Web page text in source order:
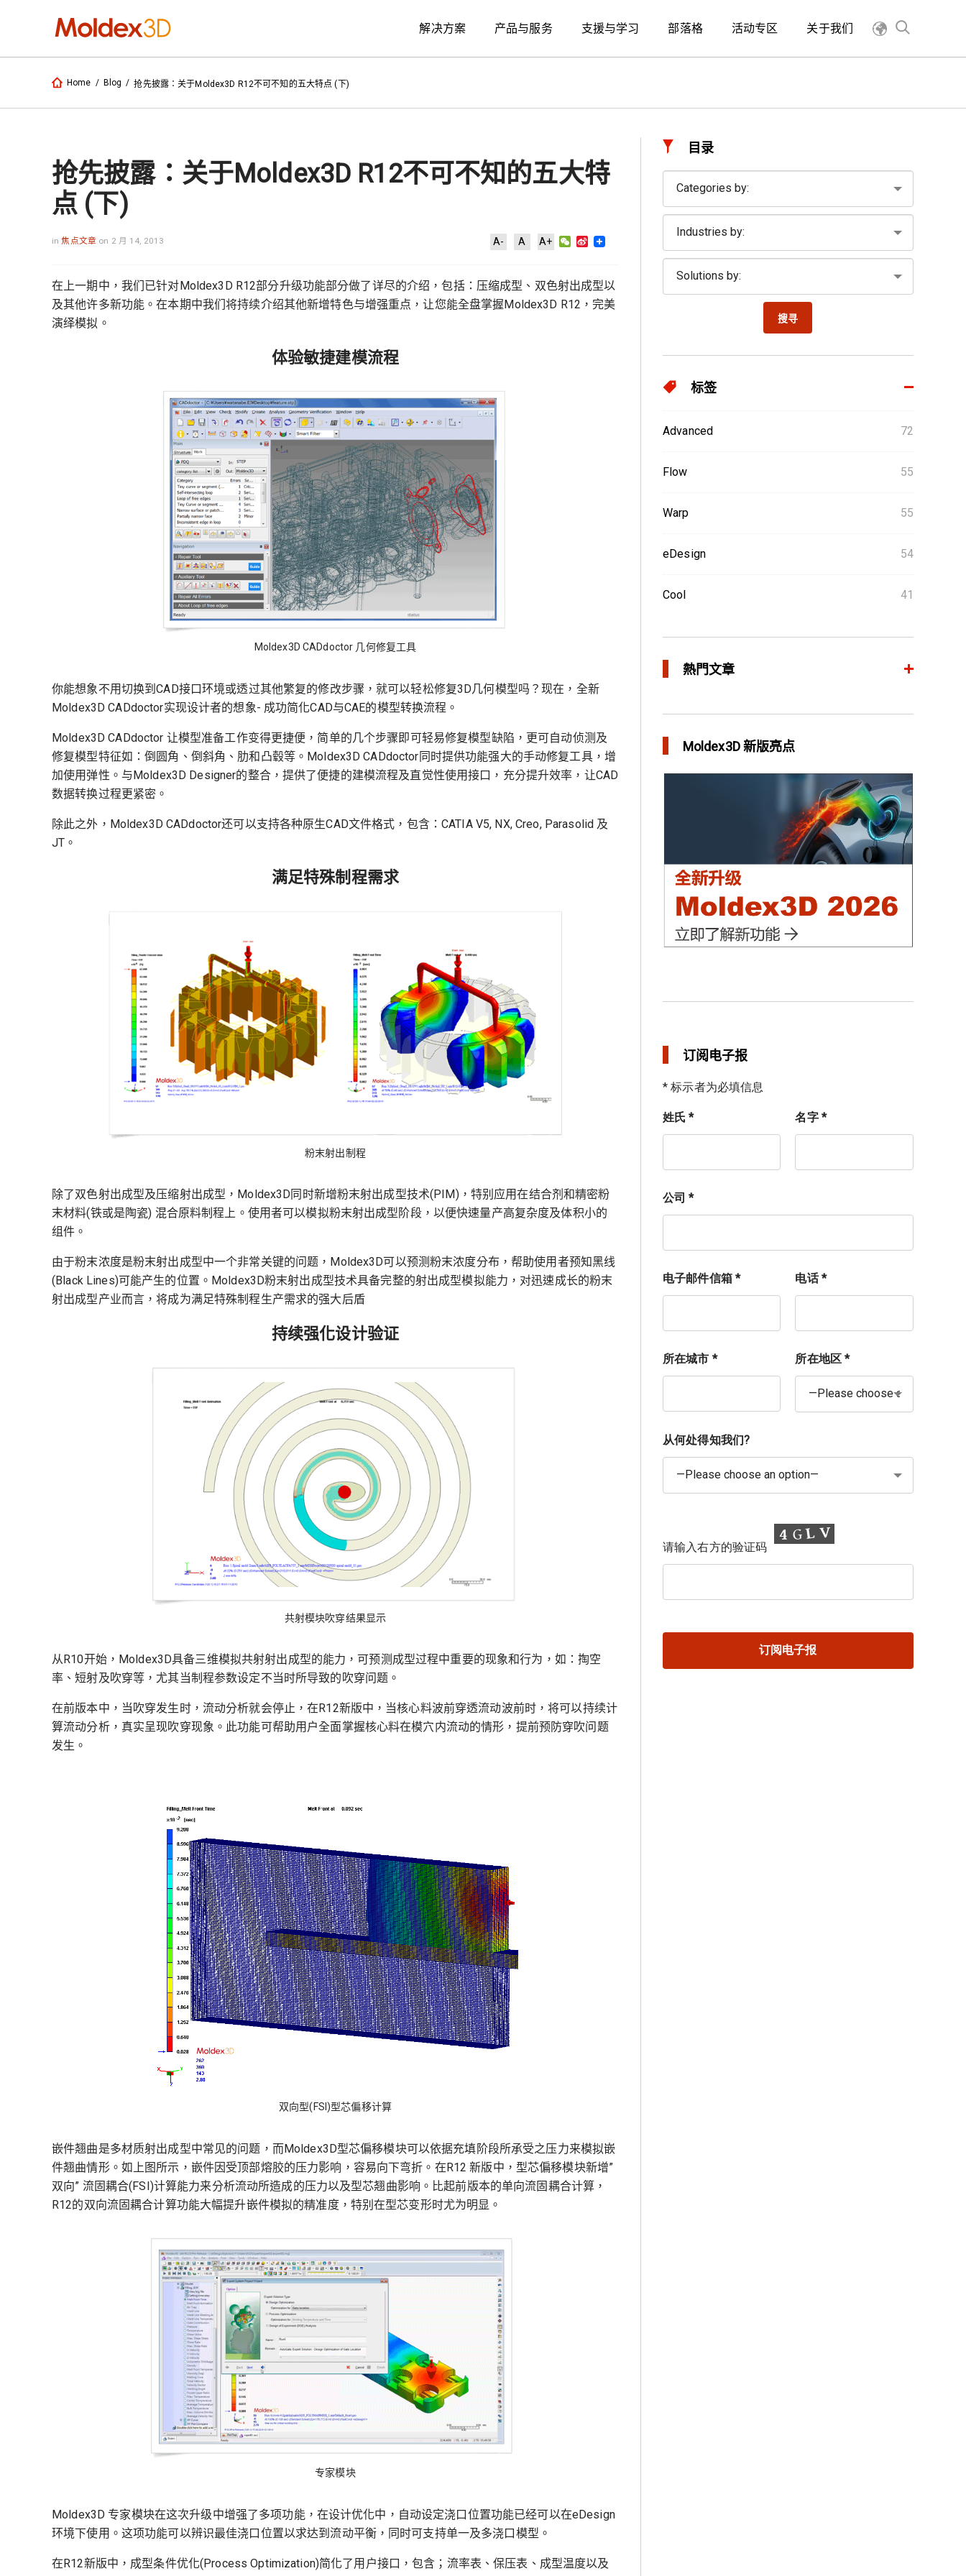
解决方案 产品与服务 支援与学习 部落格 活动专区 关于我们
Home / Blog / 抢先披露：关于Moldex3D R12不可不知的五大特点 (下)
抢先披露：关于Moldex3D R12不可不知的五大特
点 (下)
in焦点文章 on 2 月 14, 2013 A- A A+ WeChat
Sina
在上一期中，我们已针对Moldex3D R12部分升级功能部分做了详尽的介绍，包括：压缩成型、双色射出成型以
及其他许多新功能。在本期中我们将持续介绍其他新增特色与增强重点，让您能全盘掌握Moldex3D R12，完美
演绎模拟。
体验敏捷建模流程
Moldex3D CADdoctor 几何修复工具
你能想象不用切换到CAD接口环境或透过其他繁复的修改步骤，就可以轻松修复3D几何模型吗？现在，全新
Moldex3D CADdoctor实现设计者的想象- 成功简化CAD与CAE的模型转换流程。
Moldex3D CADdoctor 让模型准备工作变得更捷便，简单的几个步骤即可轻易修复模型缺陷，更可自动侦测及
修复模型特征如：倒圆角、倒斜角、肋和凸毂等。Moldex3D CADdoctor同时提供功能强大的手动修复工具，增
加使用弹性。与Moldex3D Designer的整合，提供了便捷的建模流程及直觉性使用接口，充分提升效率，让CAD
数据转换过程更紧密。
除此之外，Moldex3D CADdoctor还可以支持各种原生CAD文件格式，包含：CATIA V5, NX, Creo, Parasolid 及
JT。
满足特殊制程需求
粉末射出制程
除了双色射出成型及压缩射出成型，Moldex3D同时新增粉末射出成型技术(PIM)，特别应用在结合剂和精密粉
末材料(铁或是陶瓷) 混合原料制程上。使用者可以模拟粉末射出成型阶段，以便快速量产高复杂度及体积小的
组件。
由于粉末浓度是粉末射出成型中一个非常关键的问题，Moldex3D可以预测粉末浓度分布，帮助使用者预知黑线
(Black Lines)可能产生的位置。Moldex3D粉末射出成型技术具备完整的射出成型模拟能力，对迅速成长的粉末
射出成型产业而言，将成为满足特殊制程生产需求的强大后盾
持续强化设计验证
共射模块吹穿结果显示
从R10开始，Moldex3D具备三维模拟共射射出成型的能力，可预测成型过程中重要的现象和行为，如：掏空
率、短射及吹穿等，尤其当制程参数设定不当时所导致的吹穿问题。
在前版本中，当吹穿发生时，流动分析就会停止，在R12新版中，当核心料波前穿透流动波前时，将可以持续计
算流动分析，真实呈现吹穿现象。此功能可帮助用户全面掌握核心料在模穴内流动的情形，提前预防穿吹问题
发生。
双向型(FSI)型芯偏移计算
嵌件翘曲是多材质射出成型中常见的问题，而Moldex3D型芯偏移模块可以依据充填阶段所承受之压力来模拟嵌
件翘曲情形。如上图所示，嵌件因受顶部熔胶的压力影响，容易向下弯折。在R12 新版中，型芯偏移模块新增”
双向” 流固耦合(FSI)计算能力来分析流动所造成的压力以及型芯翘曲影响。比起前版本的单向流固耦合计算，
R12的双向流固耦合计算功能大幅提升嵌件模拟的精准度，特别在型芯变形时尤为明显。
专家模块
Moldex3D 专家模块在这次升级中增强了多项功能，在设计优化中，自动设定浇口位置功能已经可以在eDesign
环境下使用。这项功能可以辨识最佳浇口位置以求达到流动平衡，同时可支持单一及多浇口模型。
在R12新版中，成型条件优化(Process Optimization)简化了用户接口，包含；流率表、保压表、成型温度以及
目录
搜寻
标签
Advanced 72
Flow 55
Warp 55
eDesign 54
Cool 41
熱門文章
in 焦点文章
异型水路和传统水路 差别在哪？
in 焦点文章
Moldex3D 新版亮点
订阅电子报
* 标示者为必填信息
姓氏 * 名字 *
公司 *
电子邮件信箱 * 电话 *
所在城市 * 所在地区 *
从何处得知我们?
请输入右方的验证码